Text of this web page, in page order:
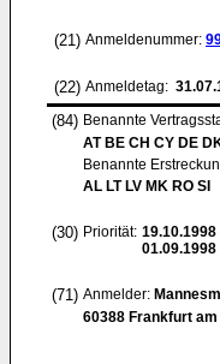
(21) Anmeldenummer:
(22) Anmeldetag:
(84) Benannte
AT BE CH CY DE
Benannte
AL LT LV MK RO SI
(30) Priorität: 19.10.1998
01.09.1998
(71) Anmelder:
60388 Frankfurt am